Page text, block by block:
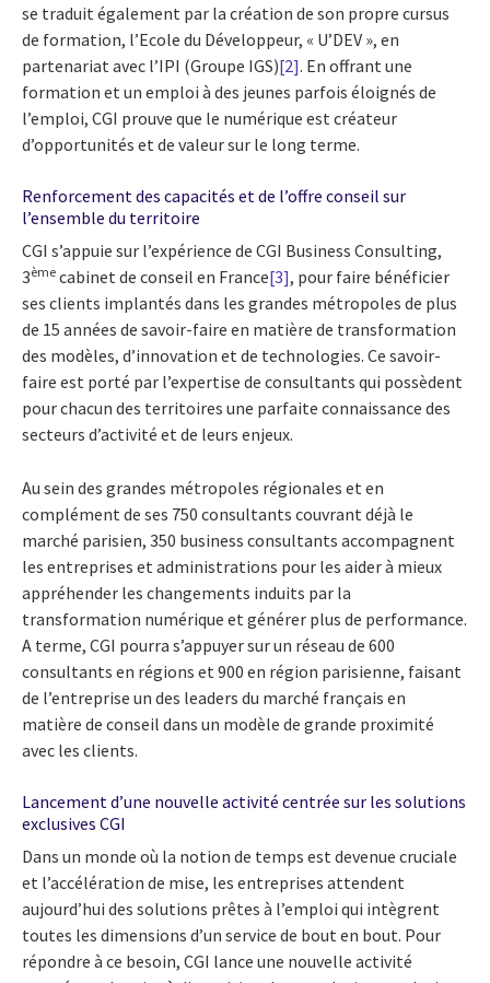
se traduit également par la création de son propre cursus
de formation, l’Ecole du Développeur, « U’DEV », en
partenariat avec l’IPI (Groupe IGS)[2]. En offrant une
formation et un emploi à des jeunes parfois éloignés de
l’emploi, CGI prouve que le numérique est créateur
d’opportunités et de valeur sur le long terme.
Renforcement des capacités et de l’offre conseil sur
l’ensemble du territoire
CGI s’appuie sur l’expérience de CGI Business Consulting,
3ème cabinet de conseil en France[3], pour faire bénéficier
ses clients implantés dans les grandes métropoles de plus
de 15 années de savoir-faire en matière de transformation
des modèles, d’innovation et de technologies. Ce savoir-
faire est porté par l’expertise de consultants qui possèdent
pour chacun des territoires une parfaite connaissance des
secteurs d’activité et de leurs enjeux.
Au sein des grandes métropoles régionales et en
complément de ses 750 consultants couvrant déjà le
marché parisien, 350 business consultants accompagnent
les entreprises et administrations pour les aider à mieux
appréhender les changements induits par la
transformation numérique et générer plus de performance.
A terme, CGI pourra s’appuyer sur un réseau de 600
consultants en régions et 900 en région parisienne, faisant
de l’entreprise un des leaders du marché français en
matière de conseil dans un modèle de grande proximité
avec les clients.
Lancement d’une nouvelle activité centrée sur les solutions
exclusives CGI
Dans un monde où la notion de temps est devenue cruciale
et l’accélération de mise, les entreprises attendent
aujourd’hui des solutions prêtes à l’emploi qui intègrent
toutes les dimensions d’un service de bout en bout. Pour
répondre à ce besoin, CGI lance une nouvelle activité